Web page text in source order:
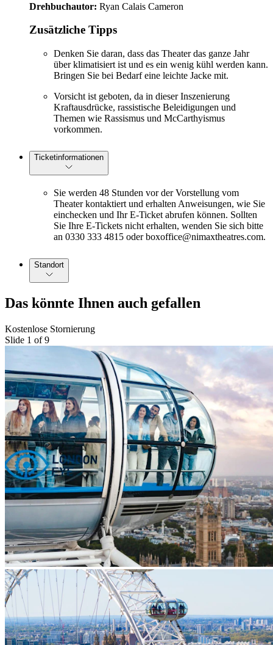
Drehbuchautor: Ryan Calais Cameron
Zusätzliche Tipps
Denken Sie daran, dass das Theater das ganze Jahr
über klimatisiert ist und es ein wenig kühl werden kann.
Bringen Sie bei Bedarf eine leichte Jacke mit.
Vorsicht ist geboten, da in dieser Inszenierung
Kraftausdrücke, rassistische Beleidigungen und
Themen wie Rassismus und McCarthyismus
vorkommen.
Ticketinformationen
Sie werden 48 Stunden vor der Vorstellung vom
Theater kontaktiert und erhalten Anweisungen, wie Sie
einchecken und Ihr E-Ticket abrufen können. Sollten
Sie Ihre E-Tickets nicht erhalten, wenden Sie sich bitte
an 0330 333 4815 oder boxoffice@nimaxtheatres.com.
Standort
Das könnte Ihnen auch gefallen
Kostenlose Stornierung
Slide 1 of 9